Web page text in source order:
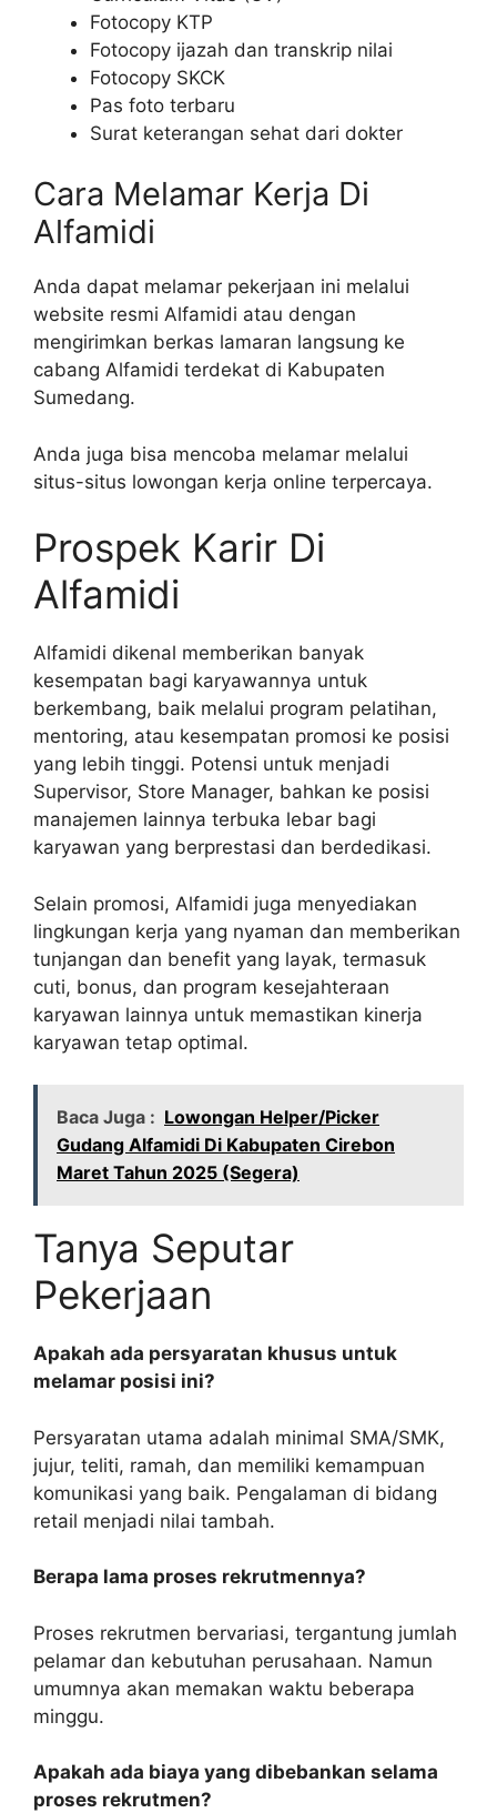
Fotocopy KTP
Fotocopy ijazah dan transkrip nilai
Fotocopy SKCK
Pas foto terbaru
Surat keterangan sehat dari dokter
Cara Melamar Kerja Di
Alfamidi
Anda dapat melamar pekerjaan ini melalui
website resmi Alfamidi atau dengan
mengirimkan berkas lamaran langsung ke
cabang Alfamidi terdekat di Kabupaten
Sumedang.
Anda juga bisa mencoba melamar melalui
situs-situs lowongan kerja online terpercaya.
Prospek Karir Di
Alfamidi
Alfamidi dikenal memberikan banyak
kesempatan bagi karyawannya untuk
berkembang, baik melalui program pelatihan,
mentoring, atau kesempatan promosi ke posisi
yang lebih tinggi. Potensi untuk menjadi
Supervisor, Store Manager, bahkan ke posisi
manajemen lainnya terbuka lebar bagi
karyawan yang berprestasi dan berdedikasi.
Selain promosi, Alfamidi juga menyediakan
lingkungan kerja yang nyaman dan memberikan
tunjangan dan benefit yang layak, termasuk
cuti, bonus, dan program kesejahteraan
karyawan lainnya untuk memastikan kinerja
karyawan tetap optimal.
Baca Juga : Lowongan Helper/Picker
Gudang Alfamidi Di Kabupaten Cirebon
Maret Tahun 2025 (Segera)
Tanya Seputar
Pekerjaan
Apakah ada persyaratan khusus untuk
melamar posisi ini?
Persyaratan utama adalah minimal SMA/SMK,
jujur, teliti, ramah, dan memiliki kemampuan
komunikasi yang baik. Pengalaman di bidang
retail menjadi nilai tambah.
Berapa lama proses rekrutmennya?
Proses rekrutmen bervariasi, tergantung jumlah
pelamar dan kebutuhan perusahaan. Namun
umumnya akan memakan waktu beberapa
minggu.
Apakah ada biaya yang dibebankan selama
proses rekrutmen?